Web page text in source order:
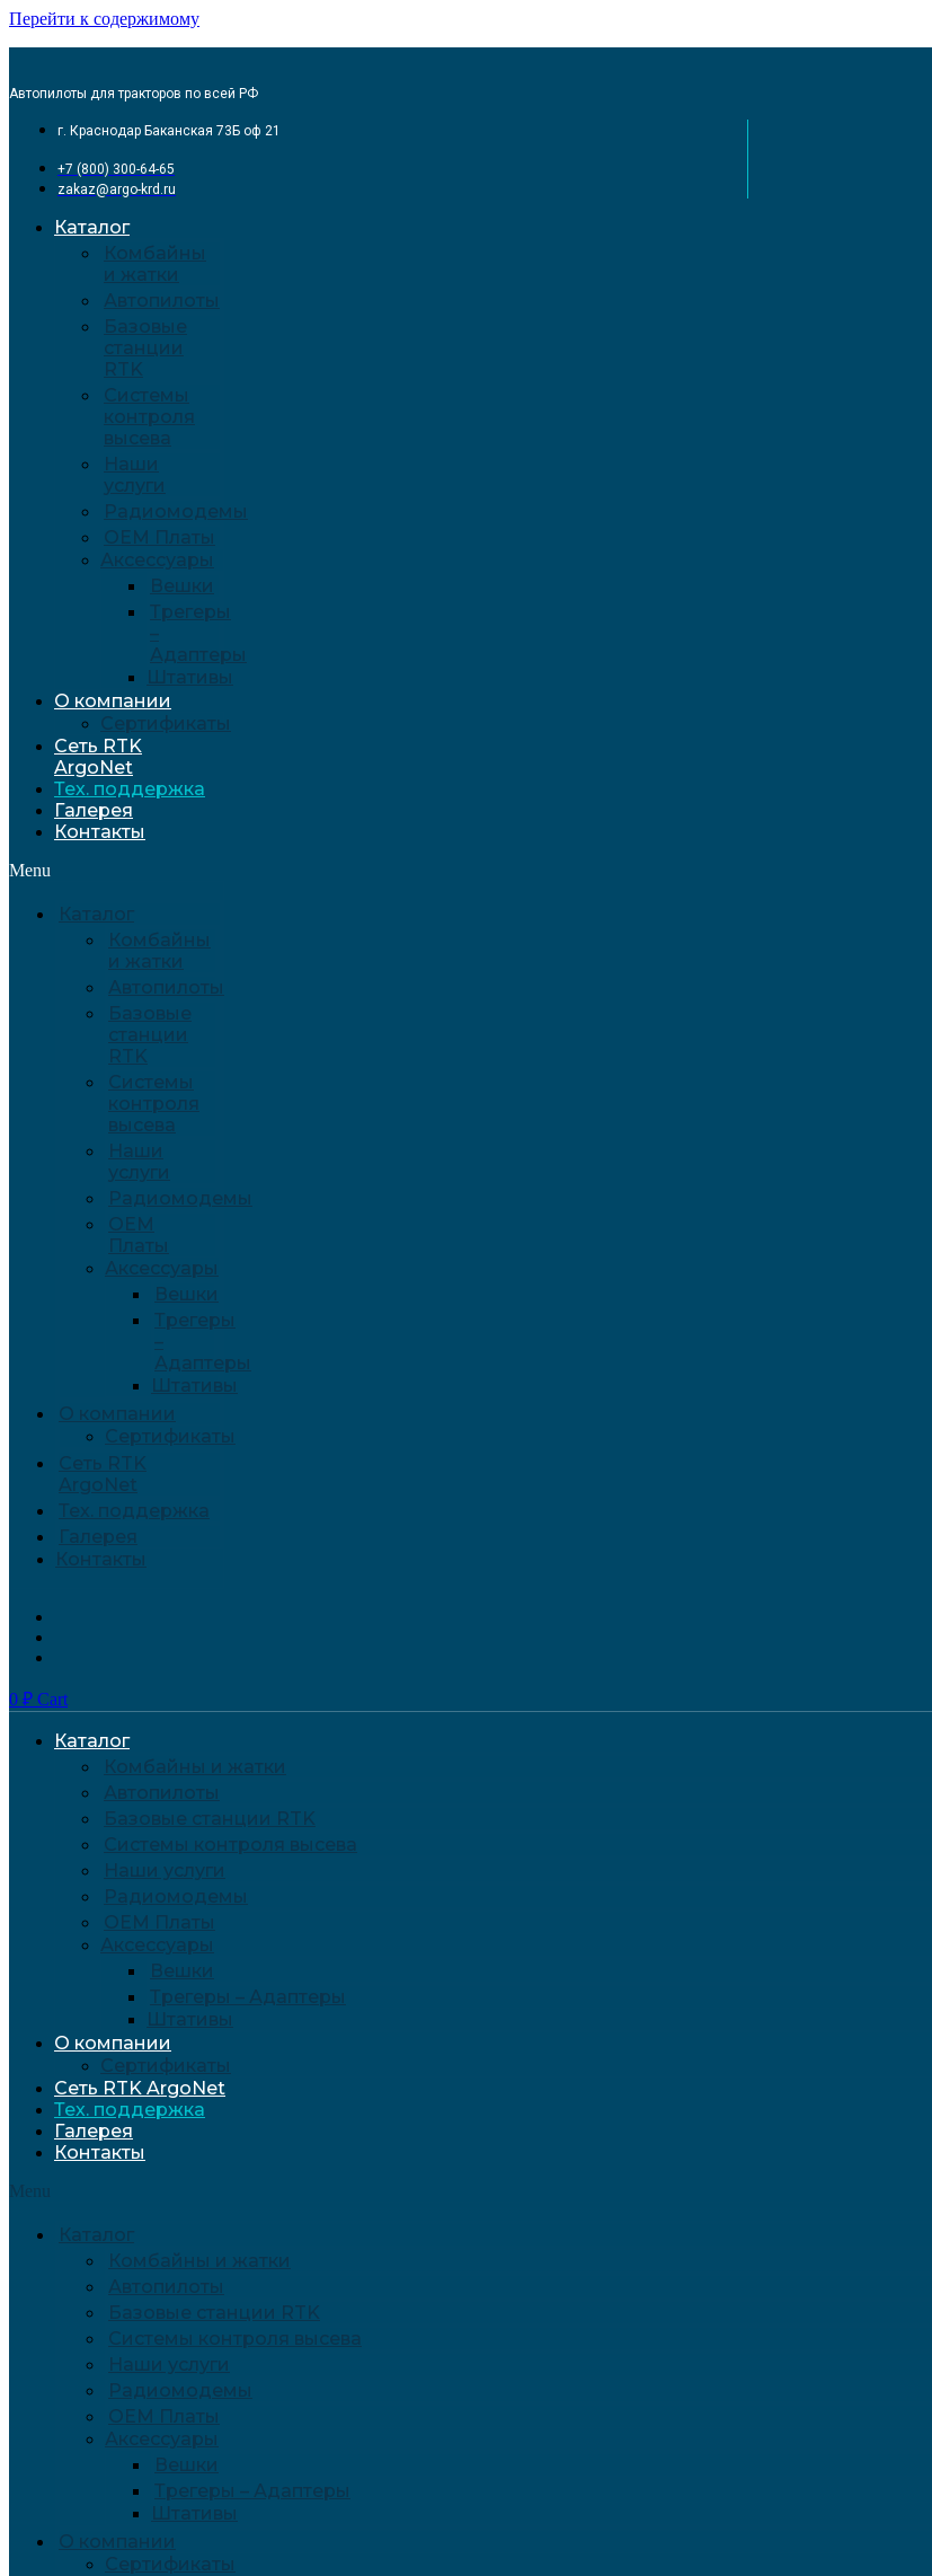
Перейти к содержимому
Автопилоты для тракторов по всей РФ
г. Краснодар Баканская 73Б оф 21
+7 (800) 300-64-65
zakaz@argo-krd.ru
Каталог
Комбайны
и жатки
Автопилоты
Базовые
станции
RTK
Системы
контроля
высева
Наши
услуги
Радиомодемы
OEM Платы
Аксессуары
Вешки
Трегеры
–
Адаптеры
Штативы
О компании
Сертификаты
Сеть RTK
ArgoNet
Тех. поддержка
Галерея
Контакты
Menu
Каталог
Комбайны
и жатки
Автопилоты
Базовые
станции
RTK
Системы
контроля
высева
Наши
услуги
Радиомодемы
OEM
Платы
Аксессуары
Вешки
Трегеры
–
Адаптеры
Штативы
О компании
Сертификаты
Сеть RTK
ArgoNet
Тех. поддержка
Галерея
Контакты
0 ₽ Cart
Каталог
Комбайны и жатки
Автопилоты
Базовые станции RTK
Системы контроля высева
Наши услуги
Радиомодемы
OEM Платы
Аксессуары
Вешки
Трегеры – Адаптеры
Штативы
О компании
Сертификаты
Сеть RTK ArgoNet
Тех. поддержка
Галерея
Контакты
Menu
Каталог
Комбайны и жатки
Автопилоты
Базовые станции RTK
Системы контроля высева
Наши услуги
Радиомодемы
OEM Платы
Аксессуары
Вешки
Трегеры – Адаптеры
Штативы
О компании
Сертификаты